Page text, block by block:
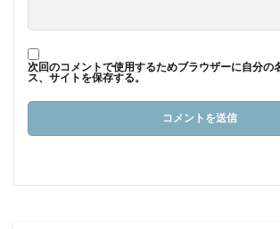
次回のコメントで使用するためブラウザーに自分の
ス、サイトを保存する。